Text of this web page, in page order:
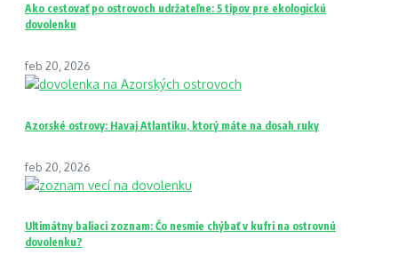
Ako cestovať po ostrovoch udržateľne: 5 tipov pre ekologickú
dovolenku
feb 20, 2026
Azorské ostrovy: Havaj Atlantiku, ktorý máte na dosah ruky
feb 20, 2026
Ultimátny baliaci zoznam: Čo nesmie chýbať v kufri na ostrovnú
dovolenku?